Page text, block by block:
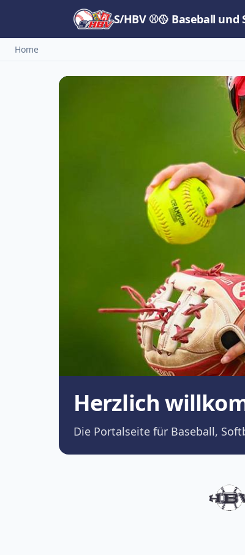
S/HBV ⚾🥎 Baseball
Home
Herzlich
Die Portalseite für Baseball,